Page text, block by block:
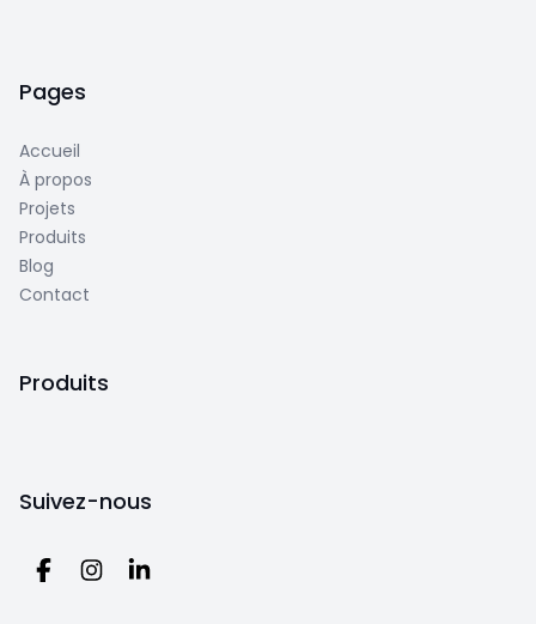
Pages
Accueil
À propos
Projets
Produits
Blog
Contact
Produits
Suivez-nous